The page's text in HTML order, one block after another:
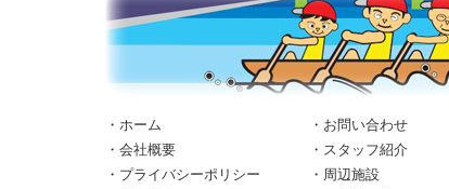
・ホーム
・会社概要
・プライバシーポリシー
・お問い合わせ
・スタッフ紹介
・周辺施設